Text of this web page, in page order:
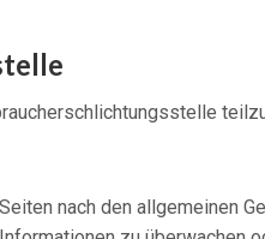
nach den allgemeinen